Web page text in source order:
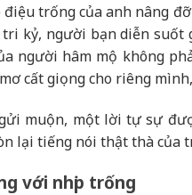
trống của anh nâng
kỷ, người bạn diễn suốt
người hâm mộ không
cất giọng cho riêng
muộn, một lời tự sự
lại tiếng nói thật thà của
với nhịp trống